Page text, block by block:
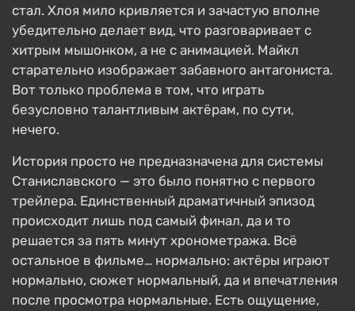
стал. Хлоя мило кривляется и зачастую вполне
убедительно делает вид, что разговаривает с
хитрым мышонком, а не с анимацией. Майкл
старательно изображает забавного антагониста.
Вот только проблема в том, что играть
безусловно талантливым актёрам, по сути,
нечего.
История просто не предназначена для системы
Станиславского — это было понятно с первого
трейлера. Единственный драматичный эпизод
происходит лишь под самый финал, да и то
решается за пять минут хронометража. Всё
остальное в фильме… нормально: актёры играют
нормально, сюжет нормальный, да и впечатления
после просмотра нормальные. Есть ощущение,